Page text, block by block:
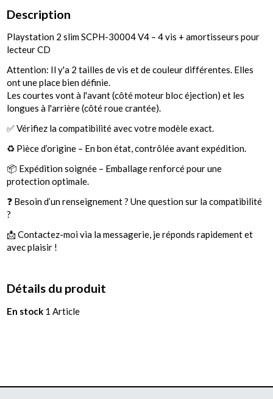
Description
Playstation 2 slim SCPH-30004 V4 – 4 vis + amortisseurs pour
lecteur CD
Attention: Il y'a 2 tailles de vis et de couleur différentes. Elles
ont une place bien définie.
Les courtes vont à l'avant (côté moteur bloc éjection) et les
longues à l'arrière (côté roue crantée).
✅ Vérifiez la compatibilité avec votre modèle exact.
♻️ Pièce d’origine – En bon état, contrôlée avant expédition.
📦 Expédition soignée – Emballage renforcé pour une
protection optimale.
❓ Besoin d’un renseignement ? Une question sur la compatibilité
?
📩 Contactez-moi via la messagerie, je réponds rapidement et
avec plaisir !
Détails du produit
En stock 1 Article